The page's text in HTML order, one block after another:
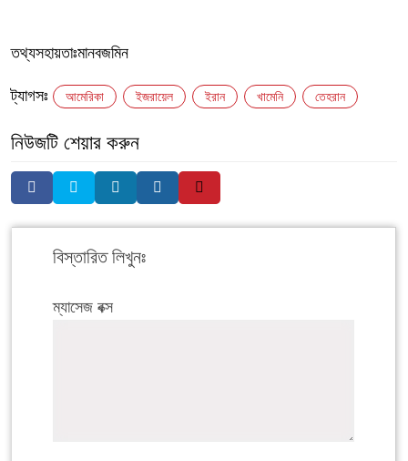
‎তথ্যসহায়তাঃমানবজমিন
ট্যাগসঃ আমেরিকা ইজরায়েল ইরান খামেনি তেহরান
নিউজটি শেয়ার করুন
বিস্তারিত লিখুনঃ
ম্যাসেজ বক্স